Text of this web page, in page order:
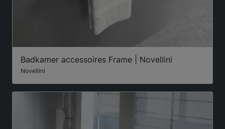
Badkamer accessoires Frame | Novellini
Novellini